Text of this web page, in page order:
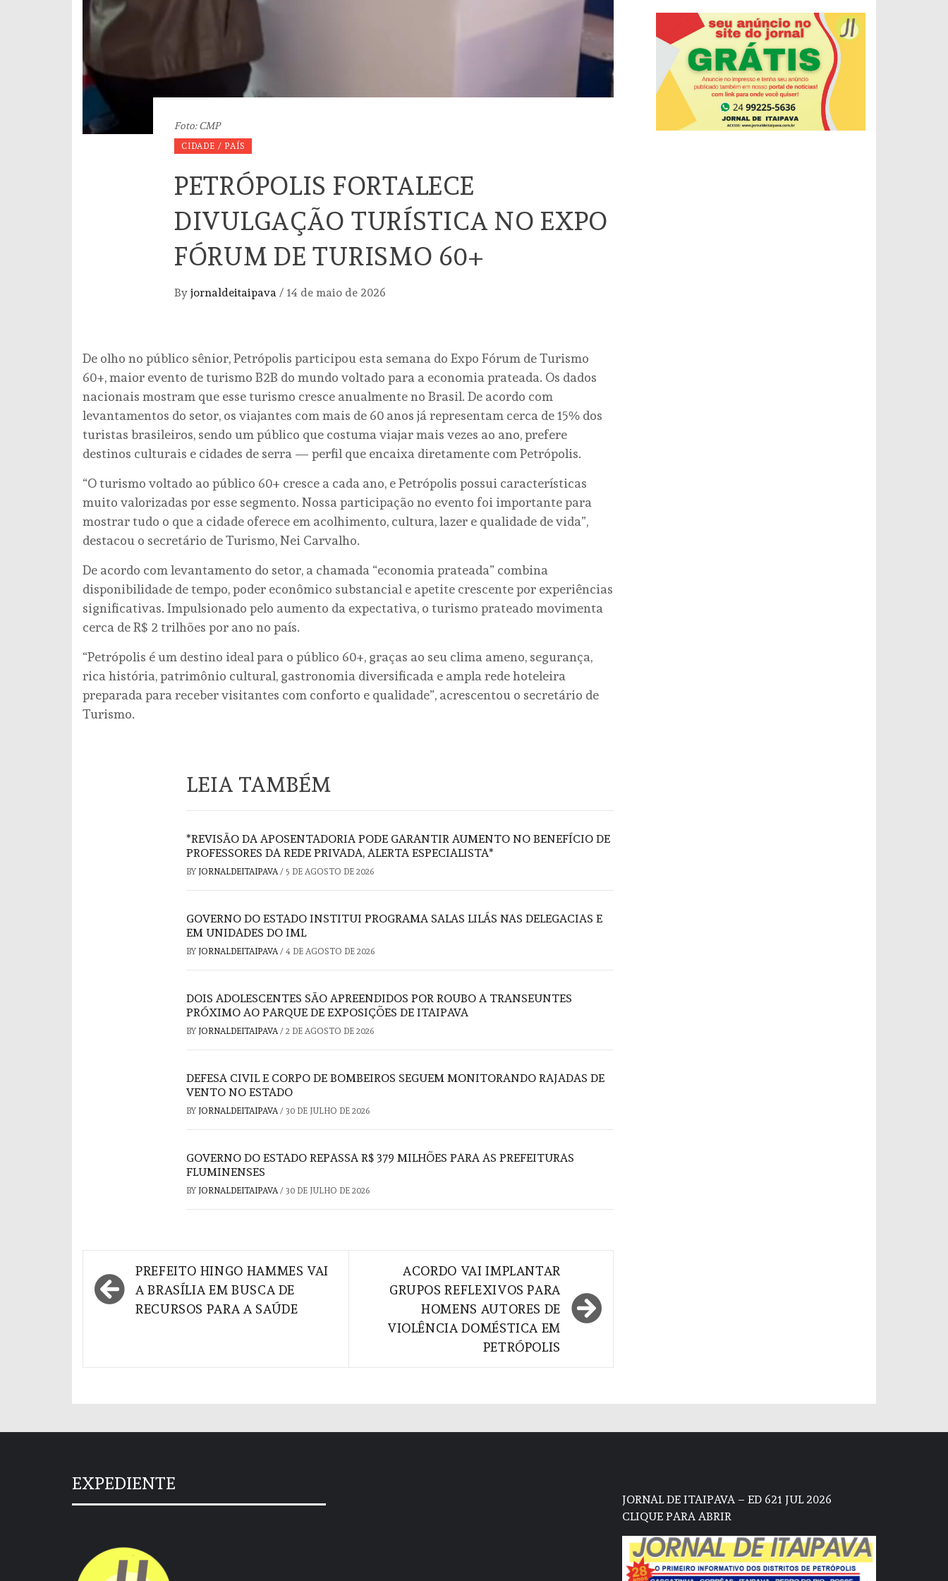
Foto: CMP
CIDADE / PAÍS
PETRÓPOLIS FORTALECE
DIVULGAÇÃO TURÍSTICA NO EXPO
FÓRUM DE TURISMO 60+
By jornaldeitaipava / 14 de maio de 2026
De olho no público sênior, Petrópolis participou esta semana do Expo Fórum de Turismo
60+, maior evento de turismo B2B do mundo voltado para a economia prateada. Os dados
nacionais mostram que esse turismo cresce anualmente no Brasil. De acordo com
levantamentos do setor, os viajantes com mais de 60 anos já representam cerca de 15% dos
turistas brasileiros, sendo um público que costuma viajar mais vezes ao ano, prefere
destinos culturais e cidades de serra — perfil que encaixa diretamente com Petrópolis.
“O turismo voltado ao público 60+ cresce a cada ano, e Petrópolis possui características
muito valorizadas por esse segmento. Nossa participação no evento foi importante para
mostrar tudo o que a cidade oferece em acolhimento, cultura, lazer e qualidade de vida”,
destacou o secretário de Turismo, Nei Carvalho.
De acordo com levantamento do setor, a chamada “economia prateada” combina
disponibilidade de tempo, poder econômico substancial e apetite crescente por experiências
significativas. Impulsionado pelo aumento da expectativa, o turismo prateado movimenta
cerca de R$ 2 trilhões por ano no país.
“Petrópolis é um destino ideal para o público 60+, graças ao seu clima ameno, segurança,
rica história, patrimônio cultural, gastronomia diversificada e ampla rede hoteleira
preparada para receber visitantes com conforto e qualidade”, acrescentou o secretário de
Turismo.
LEIA TAMBÉM
*REVISÃO DA APOSENTADORIA PODE GARANTIR AUMENTO NO BENEFÍCIO DE
PROFESSORES DA REDE PRIVADA, ALERTA ESPECIALISTA*
BY JORNALDEITAIPAVA / 5 DE AGOSTO DE 2026
GOVERNO DO ESTADO INSTITUI PROGRAMA SALAS LILÁS NAS DELEGACIAS E
EM UNIDADES DO IML
BY JORNALDEITAIPAVA / 4 DE AGOSTO DE 2026
DOIS ADOLESCENTES SÃO APREENDIDOS POR ROUBO A TRANSEUNTES
PRÓXIMO AO PARQUE DE EXPOSIÇÕES DE ITAIPAVA
BY JORNALDEITAIPAVA / 2 DE AGOSTO DE 2026
DEFESA CIVIL E CORPO DE BOMBEIROS SEGUEM MONITORANDO RAJADAS DE
VENTO NO ESTADO
BY JORNALDEITAIPAVA / 30 DE JULHO DE 2026
GOVERNO DO ESTADO REPASSA R$ 379 MILHÕES PARA AS PREFEITURAS
FLUMINENSES
BY JORNALDEITAIPAVA / 30 DE JULHO DE 2026
Navegação
de
PREFEITO HINGO HAMMES VAI
A BRASÍLIA EM BUSCA DE
RECURSOS PARA A SAÚDE
ACORDO VAI IMPLANTAR
GRUPOS REFLEXIVOS PARA
HOMENS AUTORES DE
VIOLÊNCIA DOMÉSTICA EM
PETRÓPOLIS
EXPEDIENTE
JORNAL DE ITAIPAVA – ED 621 JUL 2026
CLIQUE PARA ABRIR